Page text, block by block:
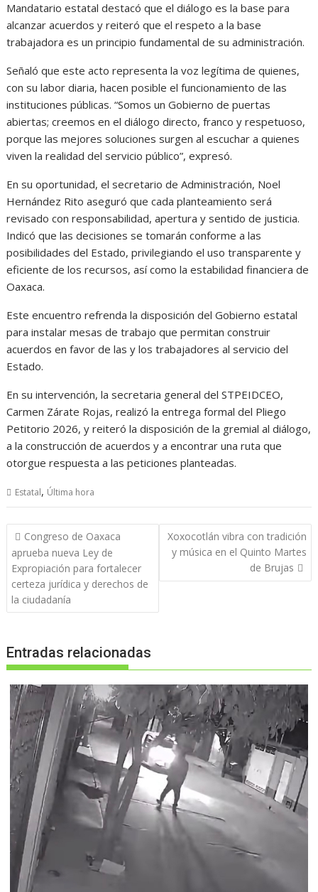
Mandatario estatal destacó que el diálogo es la base para
alcanzar acuerdos y reiteró que el respeto a la base
trabajadora es un principio fundamental de su administración.
Señaló que este acto representa la voz legítima de quienes,
con su labor diaria, hacen posible el funcionamiento de las
instituciones públicas. “Somos un Gobierno de puertas
abiertas; creemos en el diálogo directo, franco y respetuoso,
porque las mejores soluciones surgen al escuchar a quienes
viven la realidad del servicio público”, expresó.
En su oportunidad, el secretario de Administración, Noel
Hernández Rito aseguró que cada planteamiento será
revisado con responsabilidad, apertura y sentido de justicia.
Indicó que las decisiones se tomarán conforme a las
posibilidades del Estado, privilegiando el uso transparente y
eficiente de los recursos, así como la estabilidad financiera de
Oaxaca.
Este encuentro refrenda la disposición del Gobierno estatal
para instalar mesas de trabajo que permitan construir
acuerdos en favor de las y los trabajadores al servicio del
Estado.
En su intervención, la secretaria general del STPEIDCEO,
Carmen Zárate Rojas, realizó la entrega formal del Pliego
Petitorio 2026, y reiteró la disposición de la gremial al diálogo,
a la construcción de acuerdos y a encontrar una ruta que
otorgue respuesta a las peticiones planteadas.
Estatal, Última hora
Navegación
de
entradas
Congreso de Oaxaca
aprueba nueva Ley de
Expropiación para fortalecer
certeza jurídica y derechos de
la ciudadanía
Xoxocotlán vibra con tradición
y música en el Quinto Martes
de Brujas
Entradas relacionadas